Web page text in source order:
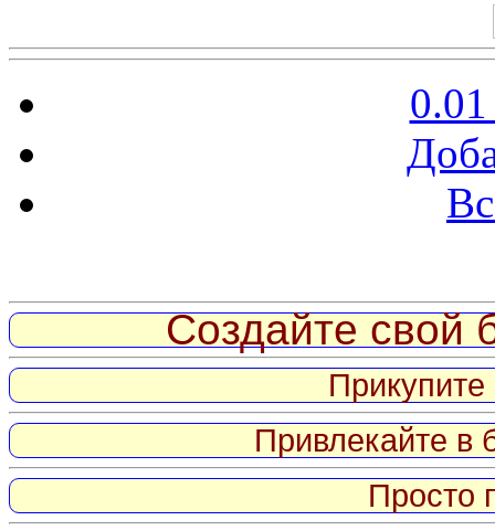
Создайте свой
Привлекайте в
Просто